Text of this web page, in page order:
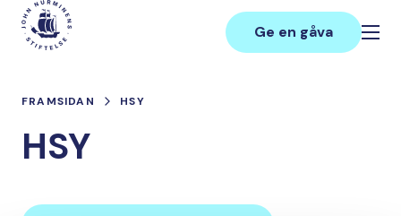
Hoppa
innehåll
Main
Ge en gåva
FRAMSIDAN HSY
HSY